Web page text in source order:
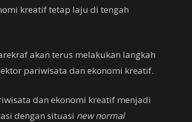
kreatif tetap laju di tengah
akan terus melakukan langkah
pariwisata dan ekonomi kreatif.
dan ekonomi kreatif menjadi
dengan situasi new normal